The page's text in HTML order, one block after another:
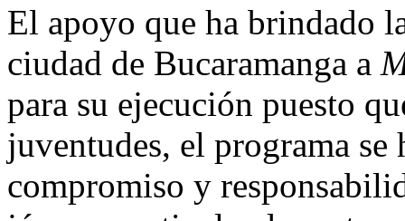
El apoyo que ha brindado
ciudad de Bucaramanga a
para su ejecución puesto
juventudes, el programa
compromiso y